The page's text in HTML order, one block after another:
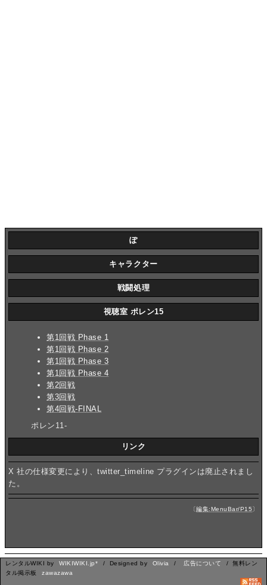
ぽ
キャラクター
戦闘処理
視聴室 ポレン15
第1回戦 Phase 1
第1回戦 Phase 2
第1回戦 Phase 3
第1回戦 Phase 4
第2回戦
第3回戦
第4回戦-FINAL
ポレン11-
リンク
X 社の仕様変更により、twitter_timeline プラグインは廃止されまし
た。
〔編集:MenuBar/P15〕
レンタルWIKI by WIKIWIKI.jp* / Designed by Olivia / 広告について
/ 無料レン
タル掲示板
zawazawa